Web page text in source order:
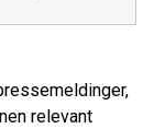
relevant